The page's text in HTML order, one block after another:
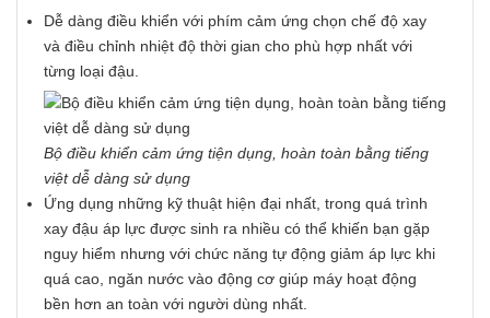
Dễ dàng điều khiển với phím cảm ứng chọn chế độ xay
và điều chỉnh nhiệt độ thời gian cho phù hợp nhất với
từng loại đậu.
Bộ điều khiển cảm ứng tiện dụng, hoàn toàn bằng tiếng
việt dễ dàng sử dụng
Ứng dụng những kỹ thuật hiện đại nhất, trong quá trình
xay đậu áp lực được sinh ra nhiều có thể khiến bạn gặp
nguy hiểm nhưng với chức năng tự động giảm áp lực khi
quá cao, ngăn nước vào động cơ giúp máy hoạt động
bền hơn an toàn với người dùng nhất.